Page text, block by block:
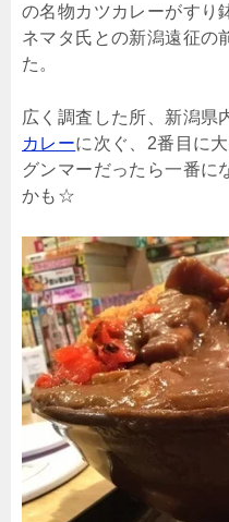
の名物カツカレーがすり
ネマタ氏との新潟遠征の
た。
広く調査した所、新潟県
カレーに次ぐ、2番目に
グンマーだったら一番に
かも☆